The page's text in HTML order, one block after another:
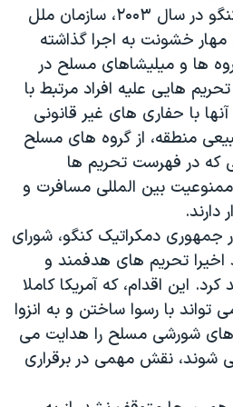
ایران
صلح
«سی‌پک»
از زمان پایان جنگ دوم کنگو در سال ۲۰۰۳، سازمان ملل
خشونت به اجرا گذاشته
ها و میلیشاهای مسلح در
هایی علیه افراد مرتبط با
با حفاری های غیر قانونی
منطقه، از گروه های مسلح
که در فهرست تحریم ها
بین المللی مسافرت و
جمهوری دمکراتیک کنگو، شورای
تحریم های هدفمند و
این اقدام، که آمریکا کاملا
تواند با رسوا ساختن و به انزوا
شورشی مسلح را هدایت می
شوند، نقش مهمی در برقراری